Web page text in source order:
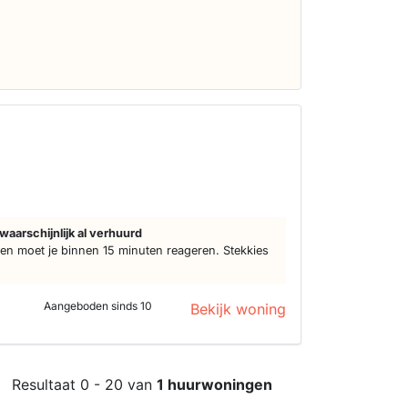
al verhuurd
moet je binnen 15 minuten reageren. Stekkies
Aangeboden sinds 10 Bekijk woning
Resultaat 0 - 20 van 1 huurwoningen